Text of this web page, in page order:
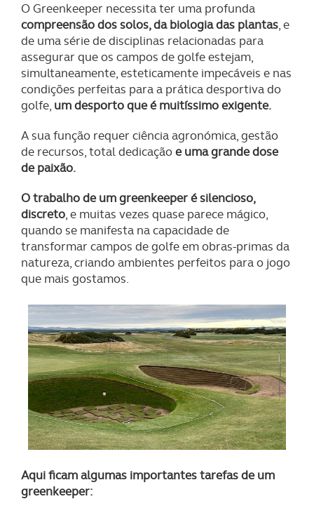
O Greenkeeper necessita ter uma profunda
compreensão dos solos, da biologia das plantas, e
de uma série de disciplinas relacionadas para
assegurar que os campos de golfe estejam,
simultaneamente, esteticamente impecáveis e nas
condições perfeitas para a prática desportiva do
golfe, um desporto que é muitíssimo exigente.
A sua função requer ciência agronómica, gestão
de recursos, total dedicaçãoe uma grande dose
de paixão.
O trabalho de um greenkeeper é silencioso,
discreto, e muitas vezes quase parece mágico,
quando se manifesta na capacidade de
transformar campos de golfe em obras-primas da
natureza, criando ambientes perfeitos para o jogo
que mais gostamos.
Aqui ficam algumas importantes tarefas de um
greenkeeper: